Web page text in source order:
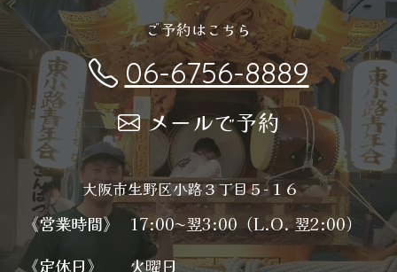
ご予約はこちら
06-6756-8889
メールで予約
大阪市生野区小路３丁目５−１６
《営業時間》
17:00〜翌3:00（L.O. 翌2:00）
《定休日》
火曜日